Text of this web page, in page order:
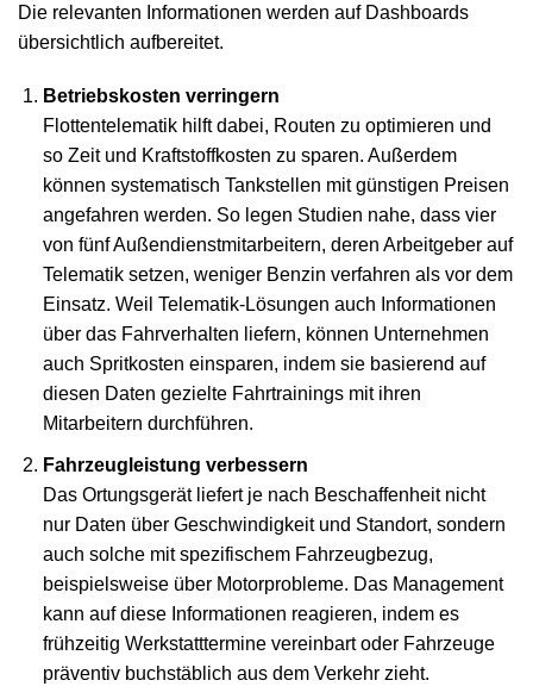
Die relevanten Informationen werden auf Dashboards
übersichtlich aufbereitet.
Betriebskosten verringern
Flottentelematik hilft dabei, Routen zu optimieren und
so Zeit und Kraftstoffkosten zu sparen. Außerdem
können systematisch Tankstellen mit günstigen Preisen
angefahren werden. So legen Studien nahe, dass vier
von fünf Außendienstmitarbeitern, deren Arbeitgeber auf
Telematik setzen, weniger Benzin verfahren als vor dem
Einsatz. Weil Telematik-Lösungen auch Informationen
über das Fahrverhalten liefern, können Unternehmen
auch Spritkosten einsparen, indem sie basierend auf
diesen Daten gezielte Fahrtrainings mit ihren
Mitarbeitern durchführen.
Fahrzeugleistung verbessern
Das Ortungsgerät liefert je nach Beschaffenheit nicht
nur Daten über Geschwindigkeit und Standort, sondern
auch solche mit spezifischem Fahrzeugbezug,
beispielsweise über Motorprobleme. Das Management
kann auf diese Informationen reagieren, indem es
frühzeitig Werkstatttermine vereinbart oder Fahrzeuge
präventiv buchstäblich aus dem Verkehr zieht.